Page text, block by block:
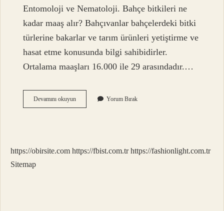
Entomoloji ve Nematoloji. Bahçe bitkileri ne
kadar maaş alır? Bahçıvanlar bahçelerdeki bitki
türlerine bakarlar ve tarım ürünleri yetiştirme ve
hasat etme konusunda bilgi sahibidirler.
Ortalama maaşları 16.000 ile 29 arasındadır.…
Devamını okuyunBahçe
Bitkileri
Yorum Bırak
https://obirsite.com https://fbist.com.tr https://fashionlight.com.tr
Sitemap